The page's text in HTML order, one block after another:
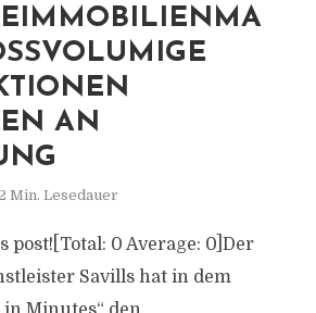
T
G
AN B
Min. Lesedauer
post![Total: 0 Average: 0]Der
Savills hat in dem